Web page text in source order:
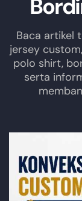
Baca artikel
jersey
polo shirt,
serta